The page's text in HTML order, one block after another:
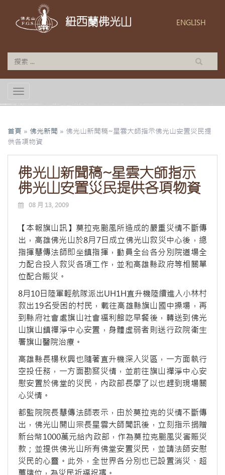
紐西蘭佛光山 ENGLISH
TOGGLE NAVIGATION
首頁 » 佛光新聞 » 佛光山新聞稿~星雲大師指示佛光山安置災民提
供各項物資
佛光山新聞稿~星雲大師指示
佛光山安置災民提供各項物資
08 月 13, 2009
【本報旗山訊】莫拉克颱風所造成的嚴重災情不斷傳
出，高雄佛光山於8月7日成立佛光山救災中心後，總
指揮慧傳法師即坐鎮指揮，動員全台各分別院道場全
力配合投入救災各項工作，並和高雄縣政府等相關單
位配合賑災。
8月10日陸軍輕航隊派出UH1H直升機陸續進入小林村
救出19名受困的村民，載往高雄縣旗山國中操場，再
到縣府社會處旗山社會福利館吃早餐後，轉送到佛光
山旗山鎮禪淨中心安置，身體虛弱者則送行政院衛生
署旗山醫院治療。
高雄縣長楊秋興也隨著直升機深入災區，一方面執行
空投任務，一方面勘察災情，並前往旗山禪淨中心安
慰安置於佛堂的災民，內政部長廖了以也趕到現場關
心災情。
都監院院長慧傳法師表示，由於莫拉克的災情不斷傳
出，佛光山開山宗長星雲大師聞訊後，立刻指示捐贈
新台幣1000萬元給內政部，作為莫拉克颱風災害賑災
款；並提供佛光山所有佛堂安置災民，並請法師安慰
災民的心靈。此外，全世界各分別也已設置消災、超
薦牌位，為災民祈福祝禱。